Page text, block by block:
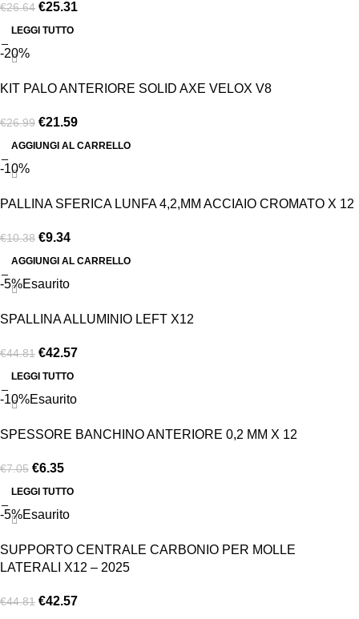
€26.64 €25.31
LEGGI TUTTO
-20%
KIT PALO ANTERIORE SOLID AXE VELOX V8
€26.99 €21.59
AGGIUNGI AL CARRELLO
-10%
PALLINA SFERICA LUNFA 4,2,MM ACCIAIO CROMATO X 12
€10.38 €9.34
AGGIUNGI AL CARRELLO
-5%Esaurito
SPALLINA ALLUMINIO LEFT X12
€44.81 €42.57
LEGGI TUTTO
-10%Esaurito
SPESSORE BANCHINO ANTERIORE 0,2 MM X 12
€7.05 €6.35
LEGGI TUTTO
-5%Esaurito
SUPPORTO CENTRALE CARBONIO PER MOLLE
LATERALI X12 – 2025
€44.81 €42.57